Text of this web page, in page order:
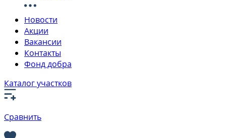
Новости
Акции
Вакансии
Контакты
Фонд добра
Каталог участков
Сравнить